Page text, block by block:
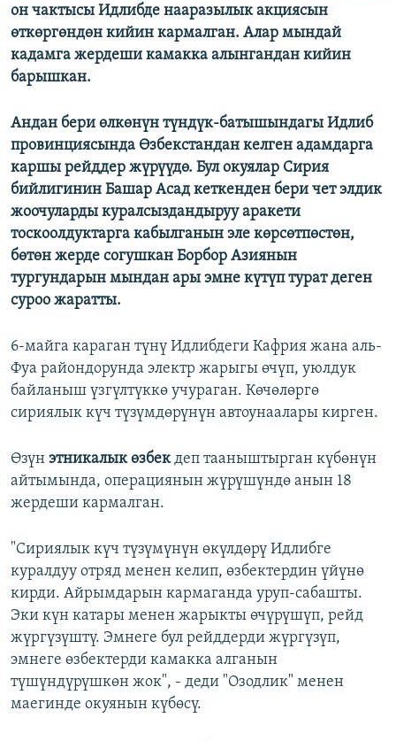
он чактысы Идлибде нааразылык акциясын
өткөргөндөн кийин кармалган. Алар мындай
кадамга жердеши камакка алынгандан кийин
барышкан.
Андан бери өлкөнүн түндүк-батышындагы Идлиб
провинциясында Өзбекстандан келген адамдарга
каршы рейддер жүрүүдө. Бул окуялар Сирия
бийлигинин Башар Асад кеткенден бери чет элдик
жоочуларды куралсыздандыруу аракети
тоскоолдуктарга кабылганын эле көрсөтпөстөн,
бөтөн жерде согушкан Борбор Азиянын
тургундарын мындан ары эмне күтүп турат деген
суроо жаратты.
6-майга караган түнү Идлибдеги Кафрия жана аль-
Фуа райондорунда электр жарыгы өчүп, уюлдук
байланыш үзгүлтүккө учураган. Көчөлөргө
сириялык күч түзүмдөрүнүн автоунаалары кирген.
Өзүн этникалык өзбекдеп тааныштырган күбөнүн
айтымында, операциянын жүрүшүндө анын 18
жердеши кармалган.
"Сириялык күч түзүмүнүн өкүлдөрү Идлибге
куралдуу отряд менен келип, өзбектердин үйүнө
кирди. Айрымдарын кармаганда уруп-сабашты.
Эки күн катары менен жарыкты өчүрүшүп, рейд
жүргүзүштү. Эмнеге бул рейддерди жүргүзүп,
эмнеге өзбектерди камакка алганын
түшүндүрүшкөн жок", - деди "Озодлик" менен
маегинде окуянын күбөсү.